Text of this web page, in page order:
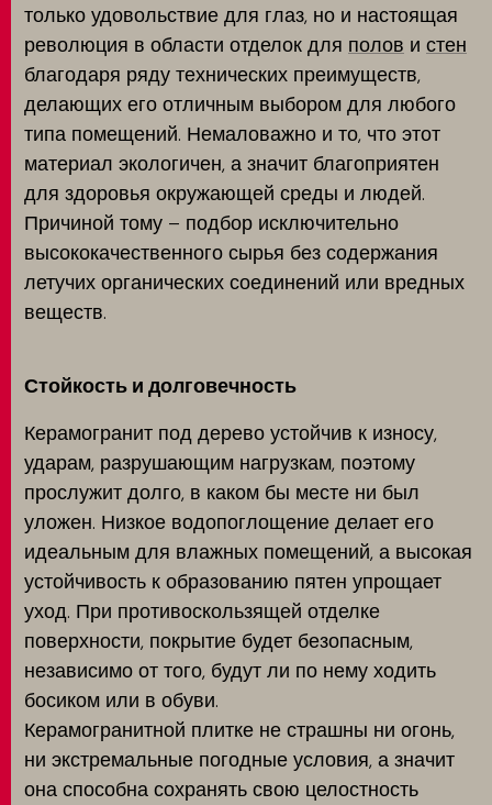
только удовольствие для глаз, но и настоящая
революция в области отделок для полов и стен
благодаря ряду технических преимуществ,
делающих его отличным выбором для любого
типа помещений. Немаловажно и то, что этот
материал экологичен, а значит благоприятен
для здоровья окружающей среды и людей.
Причиной тому – подбор исключительно
высококачественного сырья без содержания
летучих органических соединений или вредных
веществ.
Стойкость и долговечность
Керамогранит под дерево устойчив к износу,
ударам, разрушающим нагрузкам, поэтому
прослужит долго, в каком бы месте ни был
уложен. Низкое водопоглощение делает его
идеальным для влажных помещений, а высокая
устойчивость к образованию пятен упрощает
уход. При противоскользящей отделке
поверхности, покрытие будет безопасным,
независимо от того, будут ли по нему ходить
босиком или в обуви.
Керамогранитной плитке не страшны ни огонь,
ни экстремальные погодные условия, а значит
она способна сохранять свою целостность